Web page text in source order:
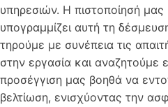
υπηρεσιών. Η πιστοποίησή
υπογραμμίζει αυτή τη
τηρούμε με συνέπεια τις
στην εργασία και αναζητούμε
προσέγγιση μας βοηθά να
βελτίωση, ενισχύοντας την